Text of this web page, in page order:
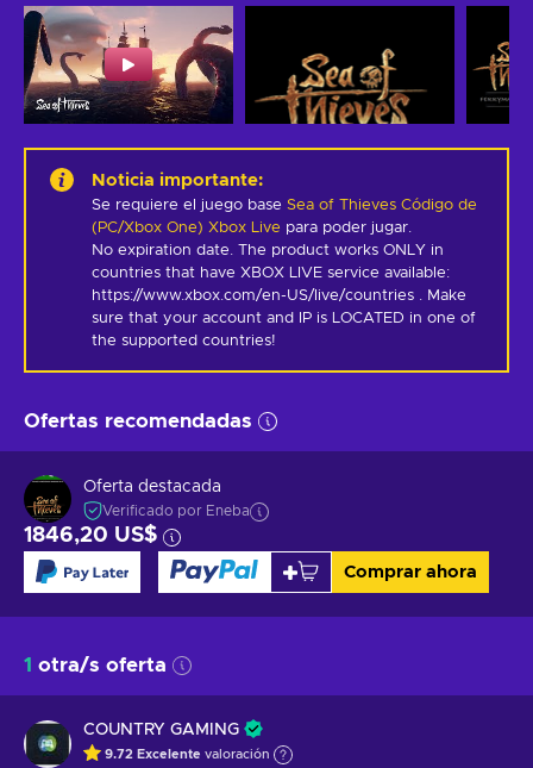
Noticia importante:
Se requiere el juego base Sea of Thieves Código de
(PC/Xbox One) Xbox Live para poder jugar.
No expiration date. The product works ONLY in
countries that have XBOX LIVE service available:
https://www.xbox.com/en-US/live/countries . Make
sure that your account and IP is LOCATED in one of
the supported countries!
Ofertas recomendadas
Oferta destacada
Verificado por Eneba
1846,20 US$
Comprar ahora
1 otra/s oferta
COUNTRY GAMING
9.72 Excelente valoración